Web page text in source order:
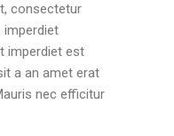
consectetur
imperdiet
imperdiet est
a an amet erat
nec efficitur